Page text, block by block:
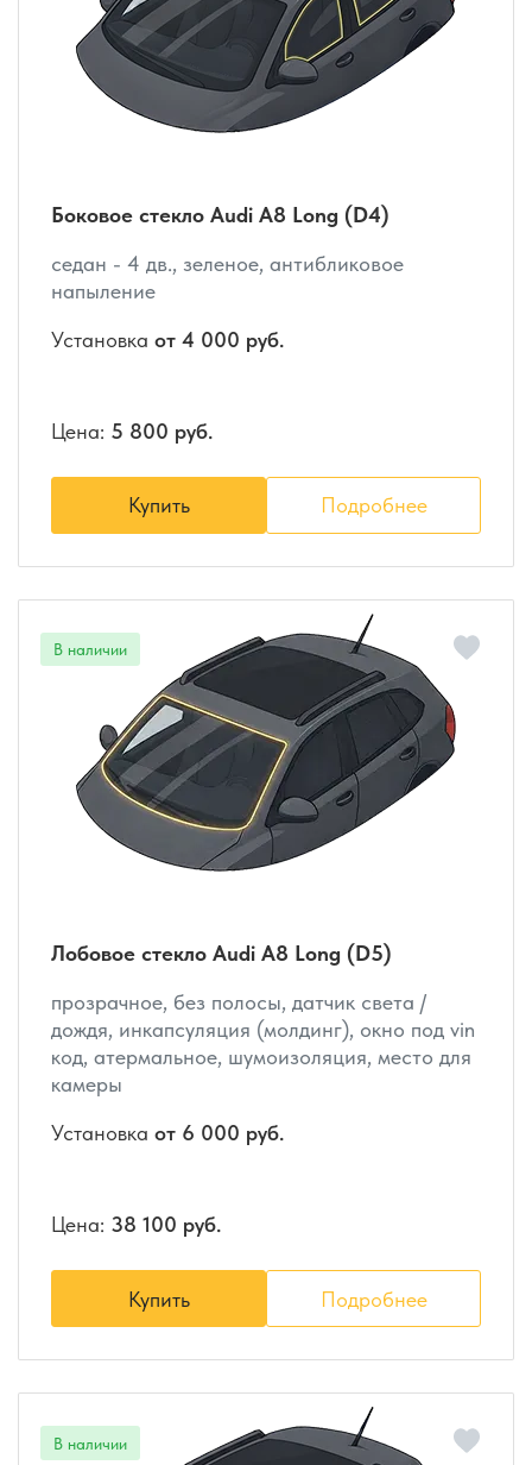
Боковое стекло Audi A8 Long (D4)
седан - 4 дв., зеленое, антибликовое
напыление
Установка от 4 000 руб.
Цена: 5 800 руб.
Купить Подробнее
Лобовое стекло Audi A8 Long (D5)
прозрачное, без полосы, датчик света /
дождя, инкапсуляция (молдинг), окно под vin
код, атермальное, шумоизоляция, место для
камеры
Установка от 6 000 руб.
Цена: 38 100 руб.
Купить Подробнее